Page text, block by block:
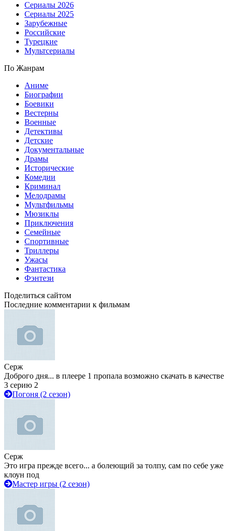
Сериалы 2026
Сериалы 2025
Зарубежные
Российские
Турецкие
Мультсериалы
По Жанрам
Аниме
Биографии
Боевики
Вестерны
Военные
Детективы
Детские
Документальные
Драмы
Исторические
Комедии
Криминал
Мелодрамы
Мультфильмы
Мюзиклы
Приключения
Семейные
Спортивные
Триллеры
Ужасы
Фантастика
Фэнтези
Поделиться сайтом
Последние комментарии к фильмам
Серж
Доброго дня... в плеере 1 пропала возможно скачать в качестве
3 серию 2
Погоня (2 сезон)
Серж
Это игра прежде всего... а болеющий за толпу, сам по себе уже
клоун под
Мастер игры (2 сезон)